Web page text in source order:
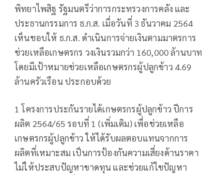
พิทยาไพสิฐ รัฐมนตรีว่าการกระทรวงการคลัง และ
ประธานกรรมการ ธ.ก.ส. เมื่อวันที่ 3 ธันวาคม 2564
เห็นชอบให้ ธ.ก.ส. ดำเนินการจ่ายเงินตามมาตรการ
ช่วยเหลือเกษตรกร วงเงินรวมกว่า 160,000 ล้านบาท
โดยมีเป้าหมายช่วยเหลือเกษตรกรผู้ปลูกข้าว 4.69
ล้านครัวเรือน ประกอบด้วย
1 โครงการประกันรายได้เกษตรกรผู้ปลูกข้าว ปีการ
ผลิต 2564/65 รอบที่ 1 (เพิ่มเติม) เพื่อช่วยเหลือ
เกษตรกรผู้ปลูกข้าว ให้ได้รับผลตอบแทนจากการ
ผลิตที่เหมาะสม เป็นการป้องกันความเสี่ยงด้านราคา
ไม่ให้ประสบปัญหาขาดทุน และช่วยแก้ไขปัญหา